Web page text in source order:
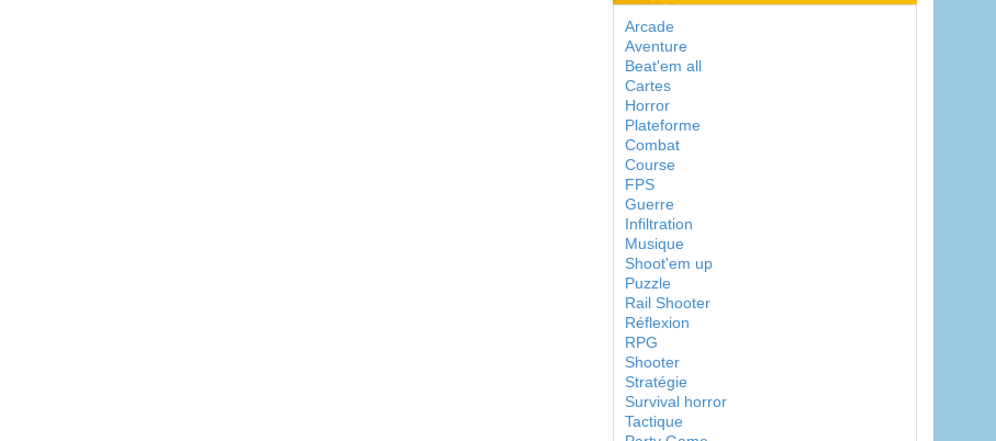
Arcade
Aventure
Beat'em all
Cartes
Horror
Plateforme
Combat
Course
FPS
Guerre
Infiltration
Musique
Shoot'em up
Puzzle
Rail Shooter
Réflexion
RPG
Shooter
Stratégie
Survival horror
Tactique